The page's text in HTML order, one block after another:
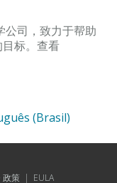
司，致力于帮助
标。查看
(Brasil)
政策| EULA